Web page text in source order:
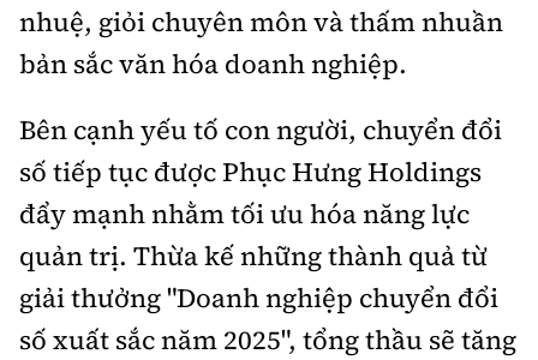
nhuệ, giỏi chuyên môn và thấm nhuần
bản sắc văn hóa doanh nghiệp.
Bên cạnh yếu tố con người, chuyển đổi
số tiếp tục được Phục Hưng Holdings
đẩy mạnh nhằm tối ưu hóa năng lực
quản trị. Thừa kế những thành quả từ
giải thưởng "Doanh nghiệp chuyển đổi
số xuất sắc năm 2025", tổng thầu sẽ tăng